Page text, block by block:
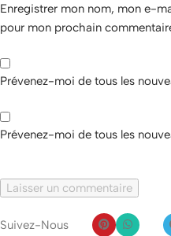
Enregistrer mon nom, mon e-
pour mon prochain
Prévenez-moi de tous les
Prévenez-moi de tous les
Suivez-Nous